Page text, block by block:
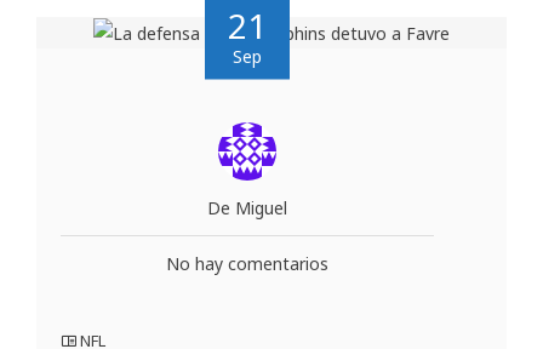
21
Sep
De Miguel
No hay comentarios
NFL